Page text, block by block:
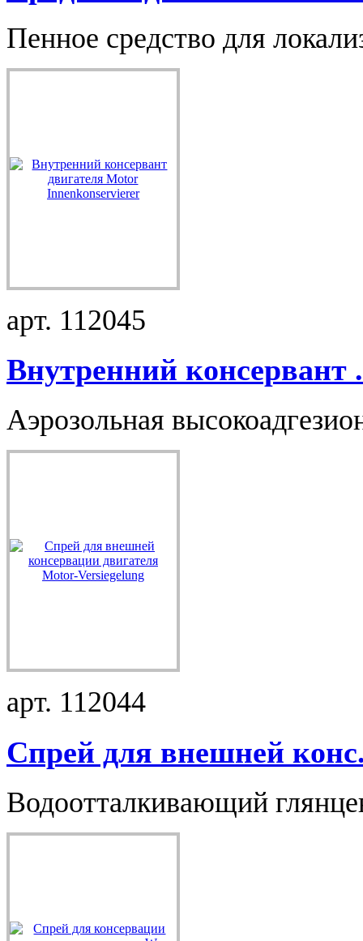
Пенное средство для
арт. 112045
Внутренний консервант
Аэрозольная
арт. 112044
Спрей для внешней
Водоотталкивающий